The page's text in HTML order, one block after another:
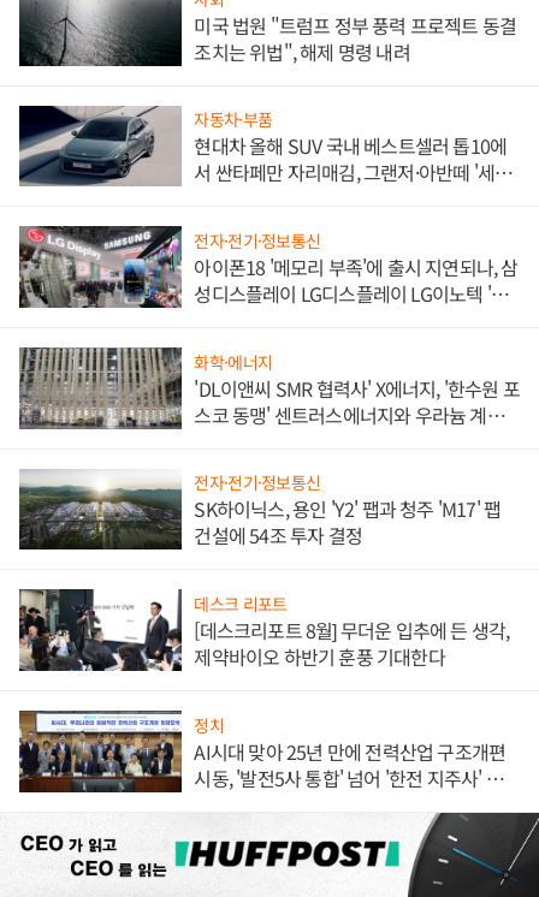
미국 법원 "트럼프 정부 풍력 프로젝트 동결
조치는 위법", 해제 명령 내려
자동차·부품
현대차 올해 SUV 국내 베스트셀러 톱10에
서 싼타페만 자리매김, 그랜저·아반떼 '세단
전자·전기·정보통신
아이폰18 '메모리 부족'에 출시 지연되나, 삼
성디스플레이 LG디스플레이 LG이노텍 '탈
화학·에너지
'DL이앤씨 SMR 협력사' X에너지, '한수원 포
스코 동맹' 센트러스에너지와 우라늄 계약
전자·전기·정보통신
SK하이닉스, 용인 'Y2' 팹과 청주 'M17' 팹
건설에 54조 투자 결정
데스크 리포트
[데스크리포트 8월] 무더운 입추에 든 생각,
제약바이오 하반기 훈풍 기대한다
정치
AI시대 맞아 25년 만에 전력산업 구조개편
시동, '발전5사 통합' 넘어 '한전 지주사' 재편